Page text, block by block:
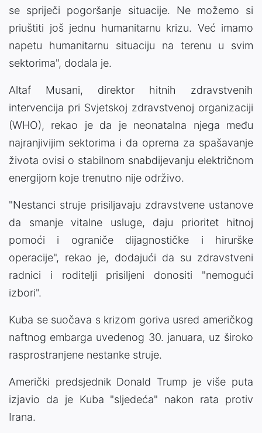
se spriječi pogoršanje situacije. Ne možemo si
priuštiti još jednu humanitarnu krizu. Već imamo
napetu humanitarnu situaciju na terenu u svim
sektorima", dodala je.
Altaf Musani, direktor hitnih zdravstvenih
intervencija pri Svjetskoj zdravstvenoj organizaciji
(WHO), rekao je da je neonatalna njega među
najranjivijim sektorima i da oprema za spašavanje
života ovisi o stabilnom snabdijevanju električnom
energijom koje trenutno nije održivo.
"Nestanci struje prisiljavaju zdravstvene ustanove
da smanje vitalne usluge, daju prioritet hitnoj
pomoći i ograniče dijagnostičke i hirurške
operacije", rekao je, dodajući da su zdravstveni
radnici i roditelji prisiljeni donositi "nemogući
izbori".
Kuba se suočava s krizom goriva usred američkog
naftnog embarga uvedenog 30. januara, uz široko
rasprostranjene nestanke struje.
Američki predsjednik Donald Trump je više puta
izjavio da je Kuba "sljedeća" nakon rata protiv
Irana.